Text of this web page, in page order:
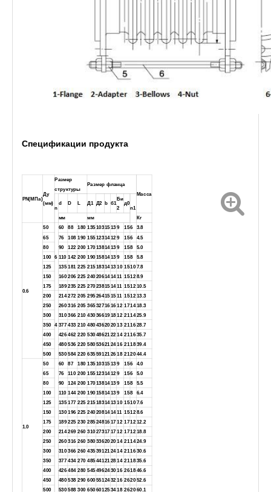
Спецификации продукта
PN(МПа)
Ду
(мм)
Размер
структуры
Размер фланца
Масса
n
d D L Д1 Д2 b б1
Би
2
д0
n1
мм
мм Кг
0.6
50
6
60 88 180 1351031513 9 156
3.8
65
76 108 190 1551231412 9 156
4.5
80
90 122 200 170 1381413 9 158
5.0
100
110 142 200 190 1581413 9 158
5.8
125
135181 225 2151831413 10 1510 7.8
150
160 206 225 240 206141411 1512 8.9
175
189235 225 270 238151411 1512 10.5
200
4
214272 205 295264151511 1512 13.3
250
260 316 205 365327161612 171418.3
300
310 366 210 430 366191812 21 1425.9
350
377 433 210 480 43620 20 13 211628.7
400
426462 220 530 486212214 211635.7
450
480 536 220 580 536212416 211839.4
500 530 584 220 635591212618 2120 44.4
1.0
50 60 87 180 1351031513 9 156
4.0
65
76 110 200 15512314129 156
5.0
80
90 124 200 170 1381413 9 158 5.5
100 110 144 200 190 1581413 9 158 6.4
125 135177 225 2151831413 10 1510 7.6
150 130 196 225 240 208141411 15128.6
175
189225 230 2852481617 12 171212.2
200
214269 260 310 27317 17 12 171218.8
250
260 316 260 380 33620 20 14 211424.9
300
310 366 260 435391212414 211630.6
350
377 434 270 485441212814 211835.6
400
426484 280 5454962430 16 261846.6
450
480 538 290 600 551243216 2620 52.6
500
530 588 300 650 601253418 2620 60.1